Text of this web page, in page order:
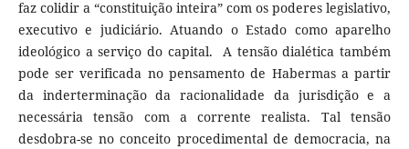
faz colidir a “constituição inteira” com os poderes legislativo,
executivo e judiciário. Atuando o Estado como aparelho
ideológico a serviço do capital. A tensão dialética também
pode ser verificada no pensamento de Habermas a partir
da inderterminação da racionalidade da jurisdição e a
necessária tensão com a corrente realista. Tal tensão
desdobra-se no conceito procedimental de democracia, na